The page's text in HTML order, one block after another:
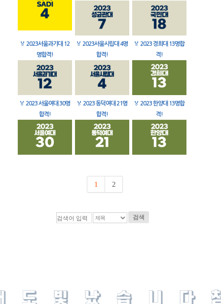
🏅 2023서울과기대 12
명합격!
🏅 2023서울시립대 4명
합격!
🏅 2023 경희대 13명합
격!
🏅 2023 서울여대 30명
합격!
🏅 2023 동덕여대 21명
합격!
🏅 2023 한양대 13명합
격!
1 2
검색